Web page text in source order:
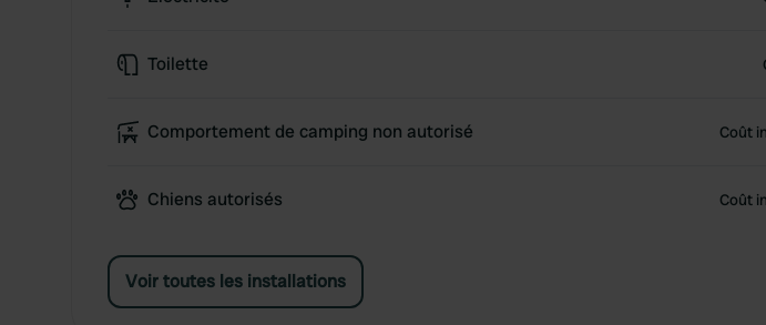
Toilette
Comportement de camping non autorisé Coût
Chiens autorisés Coût
Voir toutes les installations